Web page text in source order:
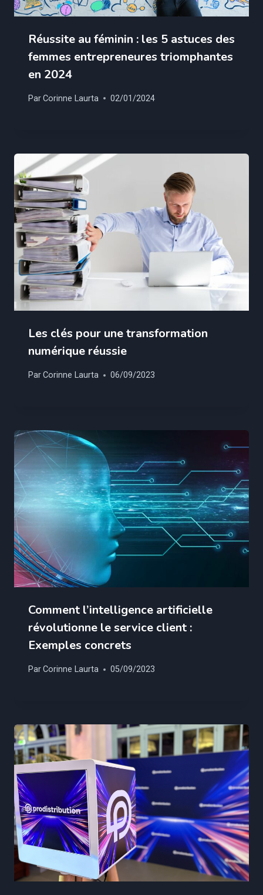
Réussite au féminin : les 5 astuces des
femmes entrepreneures triomphantes
en 2024
ParCorinne Laurta 02/01/2024
Les clés pour une transformation
numérique réussie
ParCorinne Laurta 06/09/2023
Comment l’intelligence artificielle
révolutionne le service client :
Exemples concrets
ParCorinne Laurta 05/09/2023